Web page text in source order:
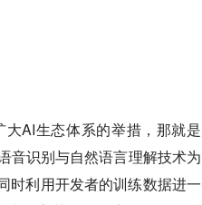
AI生态体系的举措，那就是
音识别与自然语言理解技术为
时利用开发者的训练数据进一